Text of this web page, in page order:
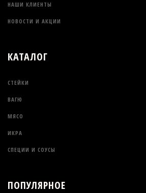
НАШИ КЛИЕНТЫ
НОВОСТИ И АКЦИИ
КАТАЛОГ
СТЕЙКИ
ВАГЮ
МЯСО
ИКРА
СПЕЦИИ И СОУСЫ
ПОПУЛЯРНОЕ